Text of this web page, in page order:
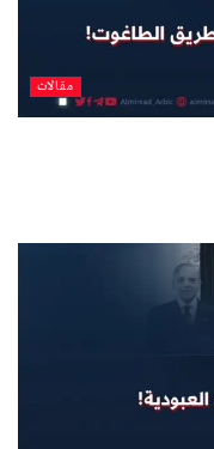
مقالات